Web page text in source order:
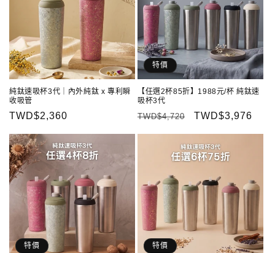
純鈦速吸杯3代｜內外純鈦 x 專利瞬
收吸管
定
TWD$2,360
特價
【任選2杯85折】1988元/杯 純鈦速
吸杯3代
定
TWD$4,720
售
TWD$3,976
特價 特價